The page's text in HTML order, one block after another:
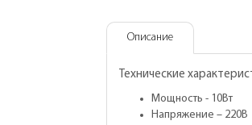
Описание
Технические
Мощность - 10Вт
Напряжение – 220В